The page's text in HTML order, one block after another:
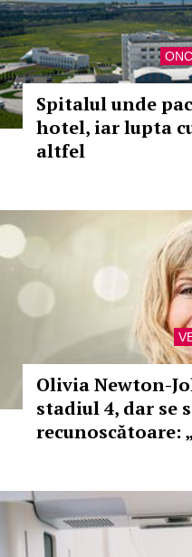
Spitalul unde
hotel, iar lupta
altfel
Olivia Newton-
stadiul 4, dar se
recunoscătoare: